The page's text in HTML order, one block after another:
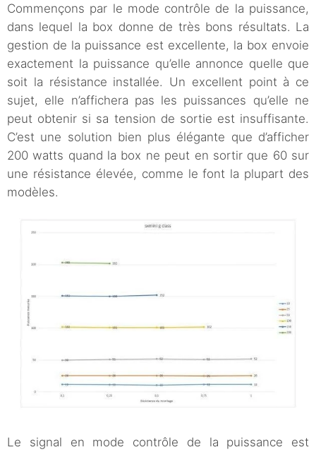
Commençons par le mode contrôle de la puissance,
dans lequel la box donne de très bons résultats. La
gestion de la puissance est excellente, la box envoie
exactement la puissance qu’elle annonce quelle que
soit la résistance installée. Un excellent point à ce
sujet, elle n’affichera pas les puissances qu’elle ne
peut obtenir si sa tension de sortie est insuffisante.
C’est une solution bien plus élégante que d’afficher
200 watts quand la box ne peut en sortir que 60 sur
une résistance élevée, comme le font la plupart des
modèles.
Le signal en mode contrôle de la puissance est